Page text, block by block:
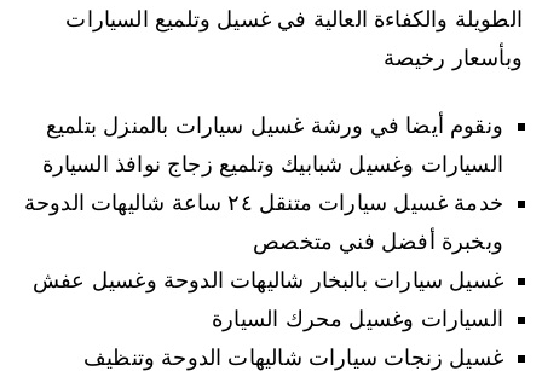
الطويلة والكفاءة العالية في غسيل وتلميع السيارات
وبأسعار رخيصة
ونقوم أيضا في ورشة غسيل سيارات بالمنزل بتلميع
السيارات وغسيل شبابيك وتلميع زجاج نوافذ السيارة
خدمة غسيل سيارات متنقل ٢٤ ساعة شاليهات الدوحة
وبخبرة أفضل فني متخصص
غسيل سيارات بالبخار شاليهات الدوحة وغسيل عفش
السيارات وغسيل محرك السيارة
غسيل زنجات سيارات شاليهات الدوحة وتنظيف